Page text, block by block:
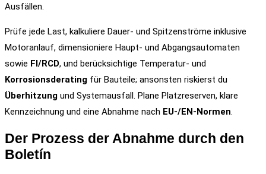
Ausfällen.
Prüfe jede Last, kalkuliere Dauer- und Spitzenströme inklusive
Motoranlauf, dimensioniere Haupt- und Abgangsautomaten
sowie FI/RCD, und berücksichtige Temperatur- und
Korrosionsderating für Bauteile; ansonsten riskierst du
Überhitzung und Systemausfall. Plane Platzreserven, klare
Kennzeichnung und eine Abnahme nach EU-/EN-Normen.
Der Prozess der Abnahme durch den
Boletín